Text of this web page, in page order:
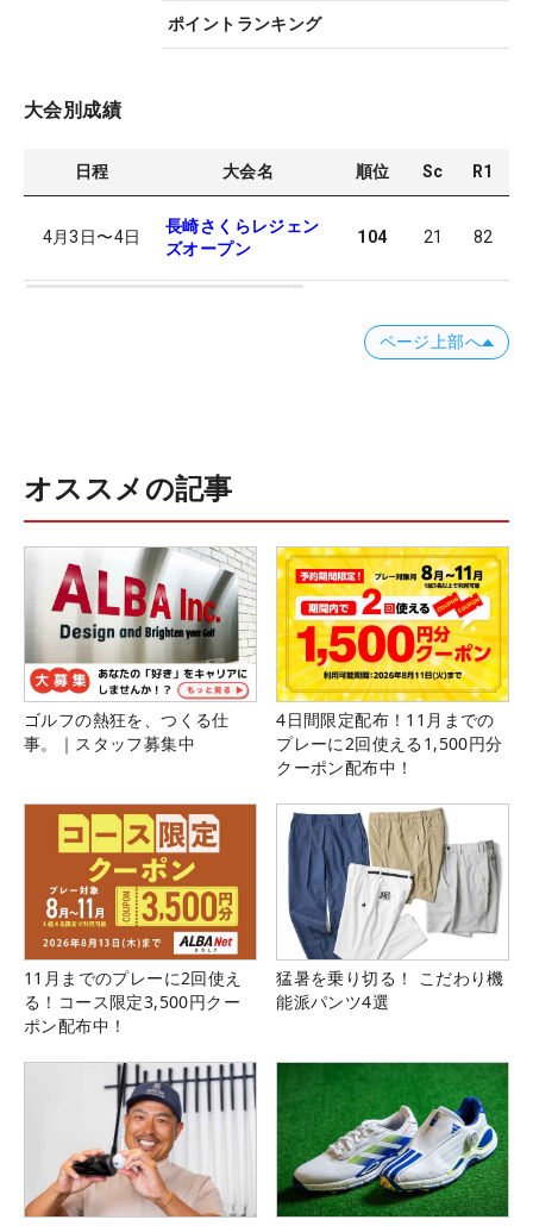
ポイントランキング
大会別成績
日程 大会名 順位 Sc R1
4月3日〜4日
長崎さくらレジェン
ズオープン
104 21 82
ページ上部へ
オススメの記事
ゴルフの熱狂を、つくる仕
事。｜スタッフ募集中
4日間限定配布！11月までの
プレーに2回使える1,500円分
クーポン配布中！
11月までのプレーに2回使え
る！コース限定3,500円クー
ポン配布中！
猛暑を乗り切る！ こだわり機
能派パンツ4選